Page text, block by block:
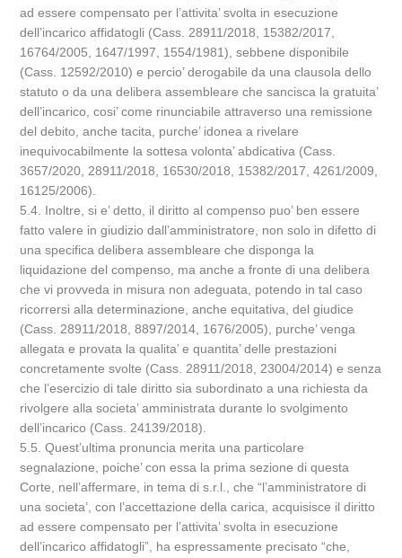
ad essere compensato per l’attivita’ svolta in esecuzione
dell’incarico affidatogli (Cass. 28911/2018, 15382/2017,
16764/2005, 1647/1997, 1554/1981), sebbene disponibile
(Cass. 12592/2010) e percio’ derogabile da una clausola dello
statuto o da una delibera assembleare che sancisca la gratuita’
dell’incarico, cosi’ come rinunciabile attraverso una remissione
del debito, anche tacita, purche’ idonea a rivelare
inequivocabilmente la sottesa volonta’ abdicativa (Cass.
3657/2020, 28911/2018, 16530/2018, 15382/2017, 4261/2009,
16125/2006).
5.4. Inoltre, si e’ detto, il diritto al compenso puo’ ben essere
fatto valere in giudizio dall’amministratore, non solo in difetto di
una specifica delibera assembleare che disponga la
liquidazione del compenso, ma anche a fronte di una delibera
che vi provveda in misura non adeguata, potendo in tal caso
ricorrersi alla determinazione, anche equitativa, del giudice
(Cass. 28911/2018, 8897/2014, 1676/2005), purche’ venga
allegata e provata la qualita’ e quantita’ delle prestazioni
concretamente svolte (Cass. 28911/2018, 23004/2014) e senza
che l’esercizio di tale diritto sia subordinato a una richiesta da
rivolgere alla societa’ amministrata durante lo svolgimento
dell’incarico (Cass. 24139/2018).
5.5. Quest’ultima pronuncia merita una particolare
segnalazione, poiche’ con essa la prima sezione di questa
Corte, nell’affermare, in tema di s.r.l., che “l’amministratore di
una societa’, con l’accettazione della carica, acquisisce il diritto
ad essere compensato per l’attivita’ svolta in esecuzione
dell’incarico affidatogli”, ha espressamente precisato “che,